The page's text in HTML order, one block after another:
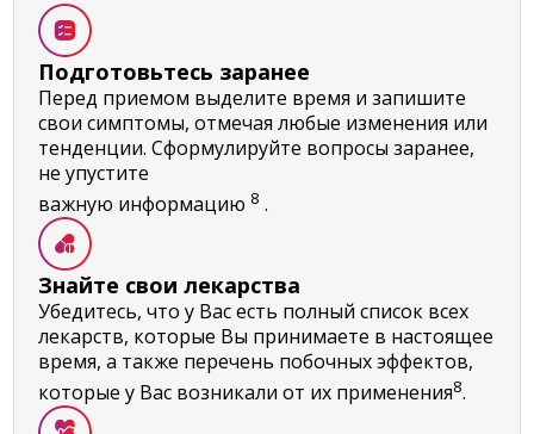
Подготовьтесь заранее
Перед приемом выделите время и запишите
свои симптомы, отмечая любые изменения или
тенденции. Сформулируйте вопросы заранее,
не упустите
важную информацию 8 .
Знайте свои лекарства
Убедитесь, что у Вас есть полный список всех
лекарств, которые Вы принимаете в настоящее
время, а также перечень побочных эффектов,
которые у Вас возникали от их применения8.